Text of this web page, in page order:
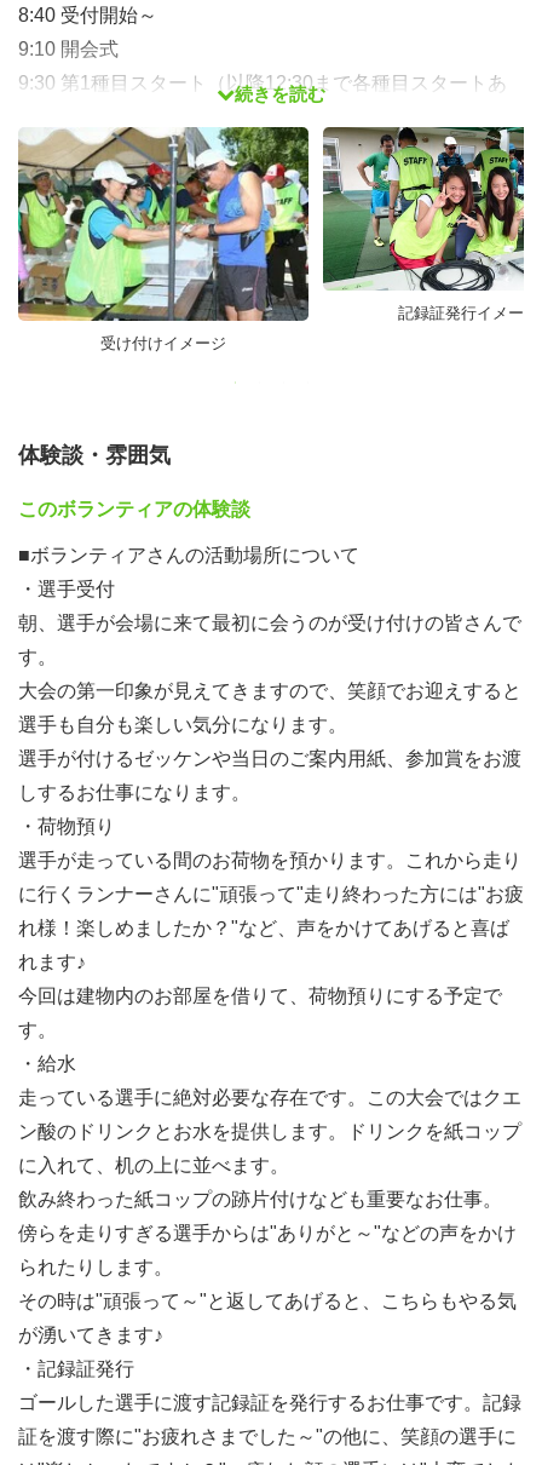
8:40 受付開始～
9:10 開会式
9:30 第1種目スタート（以降12:30まで各種目スタートあ
15:30 次周回タイムアップ
16:00 競技終了
17:30 解散
続きを読む
受け付けイメージ
記録証発行イメージ
体験談・雰囲気
このボランティアの体験談
■ボランティアさんの活動場所について
・選手受付
朝、選手が会場に来て最初に会うのが受け付けの皆さんで
す。
大会の第一印象が見えてきますので、笑顔でお迎えすると
選手も自分も楽しい気分になります。
選手が付けるゼッケンや当日のご案内用紙、参加賞をお渡
しするお仕事になります。
・荷物預り
選手が走っている間のお荷物を預かります。これから走り
に行くランナーさんに"頑張って"走り終わった方には"お疲
れ様！楽しめましたか？"など、声をかけてあげると喜ば
れます♪
今回は建物内のお部屋を借りて、荷物預りにする予定で
す。
・給水
走っている選手に絶対必要な存在です。この大会ではクエ
ン酸のドリンクとお水を提供します。ドリンクを紙コップ
に入れて、机の上に並べます。
飲み終わった紙コップの跡片付けなども重要なお仕事。
傍らを走りすぎる選手からは"ありがと～"などの声をかけ
られたりします。
その時は"頑張って～"と返してあげると、こちらもやる気
が湧いてきます♪
・記録証発行
ゴールした選手に渡す記録証を発行するお仕事です。記録
証を渡す際に"お疲れさまでした～"の他に、笑顔の選手に